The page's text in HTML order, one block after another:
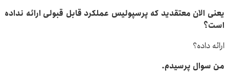
یعنی الان معتقدید که پرسپولیس عملکرد قابل قبولی ارائه نداده
است؟
ارائه داده؟
من سوال پرسیدم.